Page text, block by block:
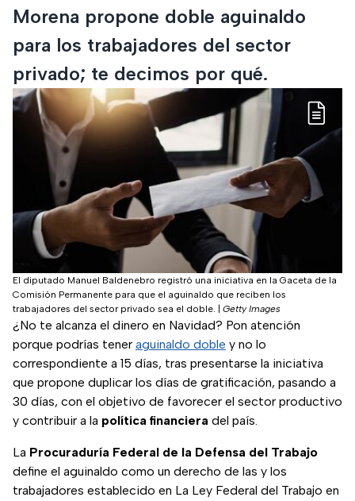
Morena propone doble aguinaldo
para los trabajadores del sector
privado; te decimos por qué.
El diputado Manuel Baldenebro registró una iniciativa en la Gaceta de la
Comisión Permanente para que el aguinaldo que reciben los
trabajadores del sector privado sea el doble.
Getty Images
¿No te alcanza el dinero en Navidad? Pon atención
porque podrías tener aguinaldo doble y no lo
correspondiente a 15 días, tras presentarse la iniciativa
que propone duplicar los días de gratificación, pasando a
30 días, con el objetivo de favorecer el sector productivo
y contribuir a la política financiera del país.
La Procuraduría Federal de la Defensa del Trabajo
define el aguinaldo como un derecho de las y los
trabajadores establecido en La Ley Federal del Trabajo en